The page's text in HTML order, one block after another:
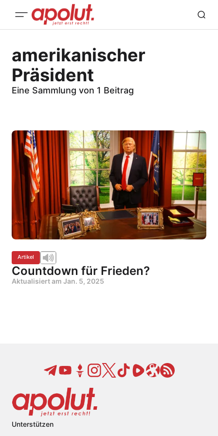
amerikanischer
Präsident
Eine Sammlung von 1 Beitrag
Artikel
Countdown für Frieden?
Aktualisiert am Jan. 5, 2025
Unterstützen